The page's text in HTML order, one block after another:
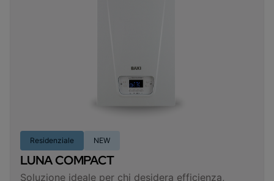
Residenziale NEW
LUNA COMPACT
Soluzione ideale per chi desidera efficienza,